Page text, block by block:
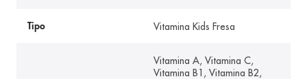
Tipo Vitamina Kids Fresa
Vitamina A, Vitamina C,
Vitamina B1, Vitamina B2,